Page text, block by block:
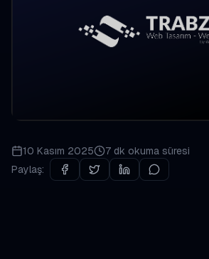
10 Kasım 2025 7 dk okuma süresi
Paylaş: